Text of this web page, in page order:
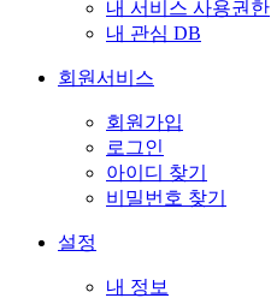
내 서비스 사용권한
내 관심 DB
회원서비스
회원가입
로그인
아이디 찾기
비밀번호 찾기
설정
내 정보